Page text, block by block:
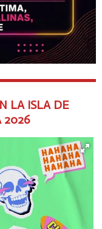
LA ISLA DE
2026